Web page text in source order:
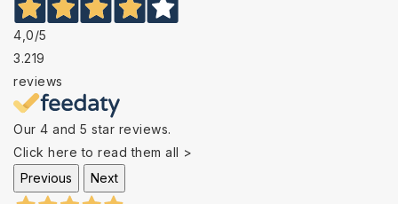
4,0/5
3.219
reviews
Our 4 and 5 star reviews.
Click here to read them all >
Previous
Next